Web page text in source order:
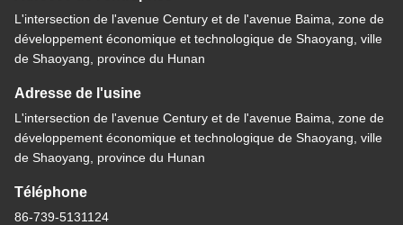
L'intersection de l'avenue Century et de l'avenue Baima, zone de
développement économique et technologique de Shaoyang, ville
de Shaoyang, province du Hunan
Adresse de l'usine
L'intersection de l'avenue Century et de l'avenue Baima, zone de
développement économique et technologique de Shaoyang, ville
de Shaoyang, province du Hunan
Téléphone
86-739-5131124